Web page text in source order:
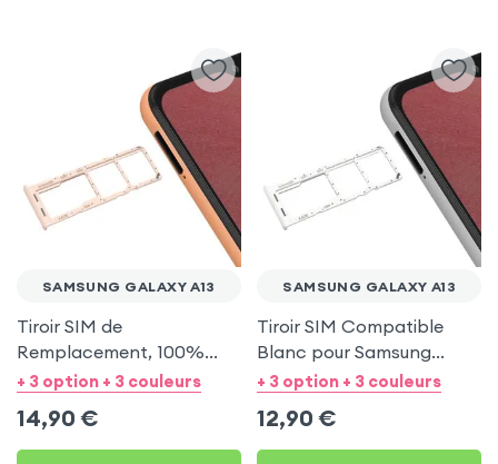
SAMSUNG GALAXY A13
Tiroir SIM de
Remplacement, 100%
Compatible - Pêche pour
+ 3 option + 3 couleurs
14,90 €
SAMSUNG GALAXY A13
Tiroir SIM Compatible
Blanc pour Samsung
Galaxy A13
+ 3 option + 3 couleurs
12,90 €